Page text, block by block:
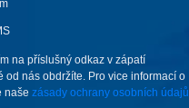
na příslušný odkaz v zápatí
od nás obdržíte. Pro vice informací o
naše zásady ochrany osobních údajů.